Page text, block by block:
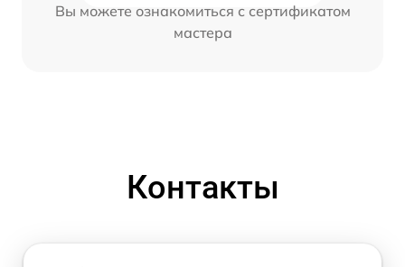
Вы можете ознакомиться с сертификатом
мастера
Контакты